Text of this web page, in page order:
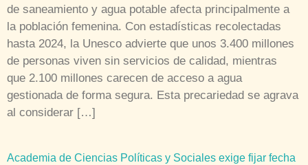
de saneamiento y agua potable afecta principalmente a
la población femenina. Con estadísticas recolectadas
hasta 2024, la Unesco advierte que unos 3.400 millones
de personas viven sin servicios de calidad, mientras
que 2.100 millones carecen de acceso a agua
gestionada de forma segura. Esta precariedad se agrava
al considerar […]
Academia de Ciencias Políticas y Sociales exige fijar fecha